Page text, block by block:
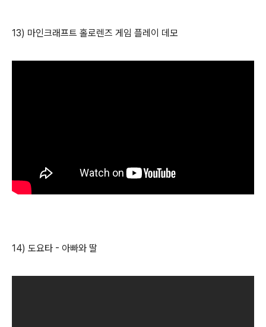
13) 마인크래프트 홀로렌즈 게임 플레이 데모
14) 도요타 - 아빠와 딸